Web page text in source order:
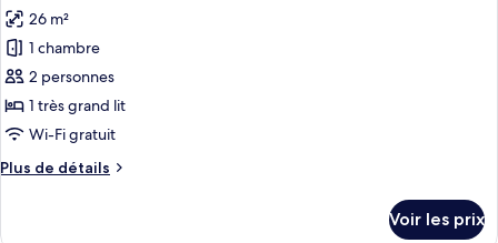
très
grand
lit,
vue
océan
photos
pour
ce
type
de
chambre :
Chambre,
26 m²
1 chambre
2 personnes
1 très grand lit
Wi-Fi gratuit
Plus de détails
Plus
Voir les prix